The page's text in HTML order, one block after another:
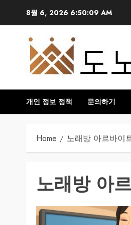
8월 6, 2026 6:50:09 AM
개인 정보 정책 문의하기
Home 노래방 아르바이
노래방 아